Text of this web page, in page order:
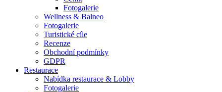
Fotogalerie
Wellness & Balneo
Fotogalerie
Turistické cíle
Recenze
Obchodní podmínky
GDPR
Restaurace
Nabídka restaurace & Lobby
Fotogalerie